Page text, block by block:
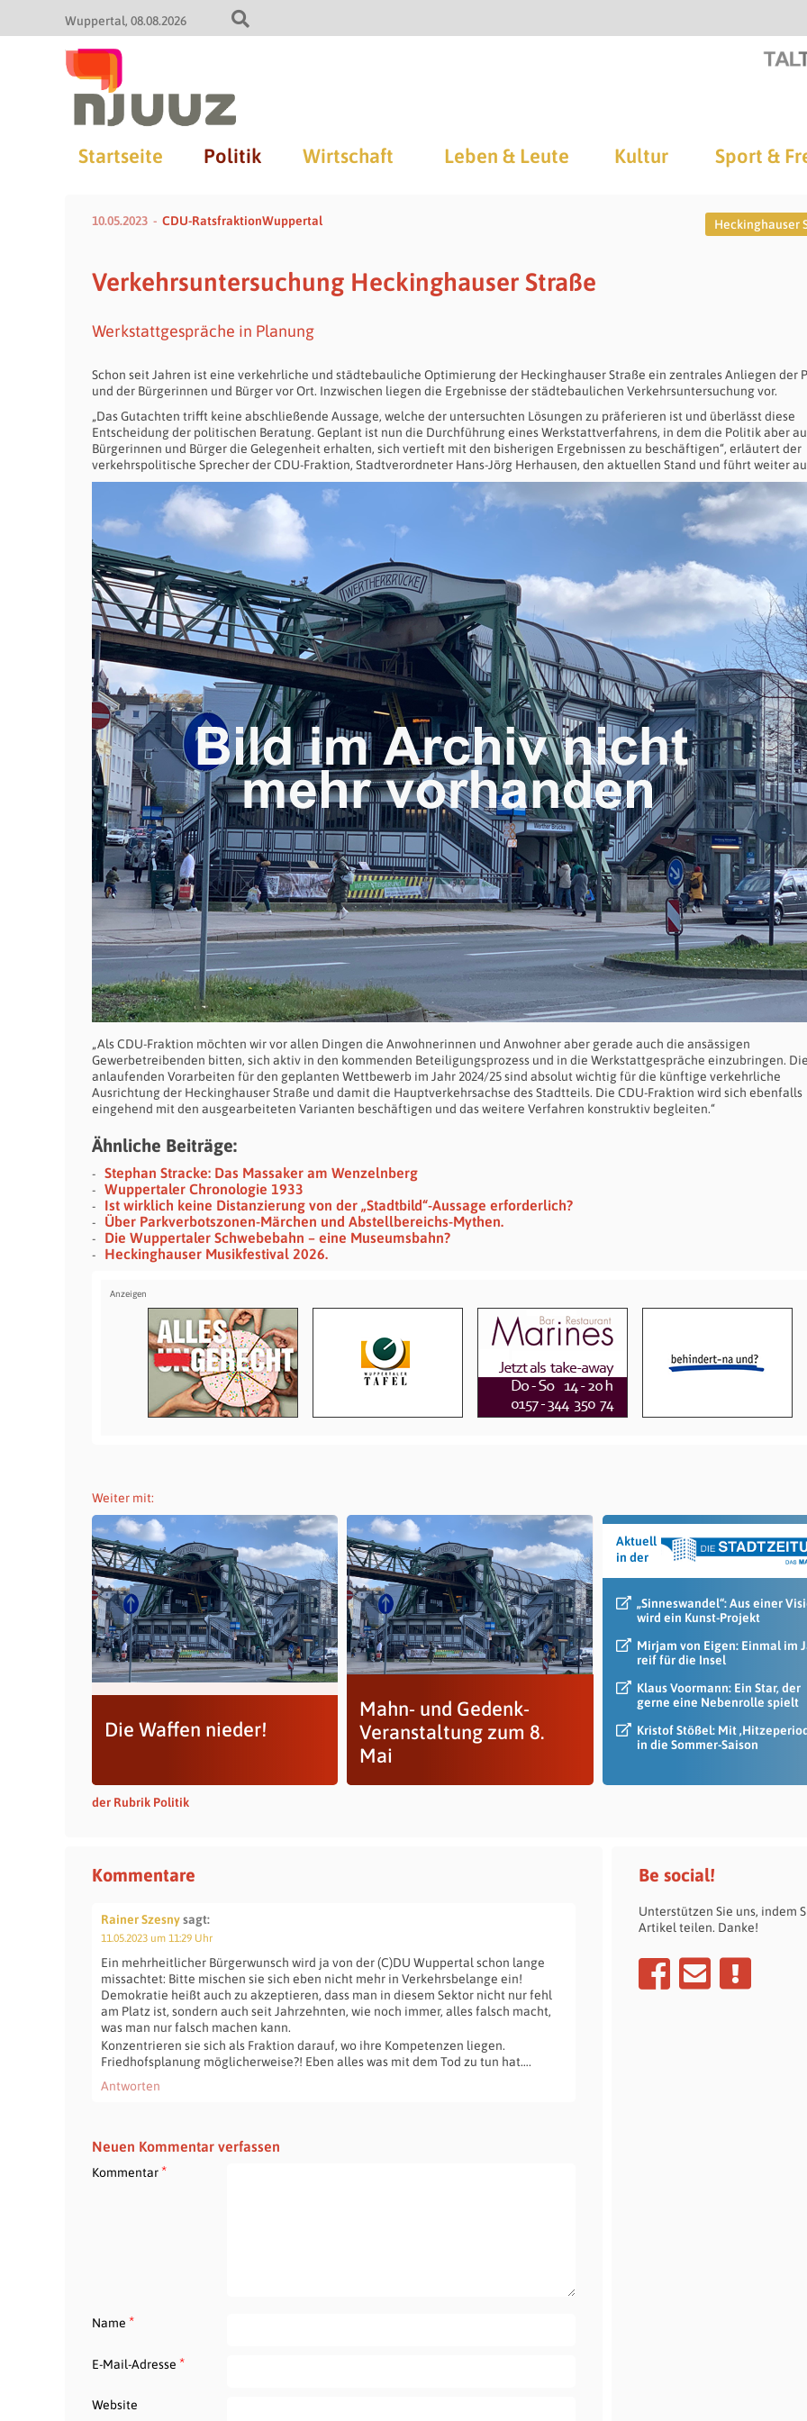
Wuppertal 08.08.2026
Startseite Politik Wirtschaft Leben & Leute Kultur Sport &
10.05.2023 CDU-RatsfraktionWuppertal Heckinghauser
Verkehrsuntersuchung Heckinghauser Straße
Werkstattgespräche in Planung
Schon seit Jahren ist eine verkehrliche und städtebauliche Optimierung der Heckinghauser Straße ein zentrales Anliegen der
und der Bürgerinnen und Bürger vor Ort. Inzwischen liegen die Ergebnisse der städtebaulichen Verkehrsuntersuchung vor.
„Das Gutachten trifft keine abschließende Aussage, welche der untersuchten Lösungen zu präferieren ist und überlässt diese
Entscheidung der politischen Beratung. Geplant ist nun die Durchführung eines Werkstattverfahrens, in dem die Politik aber
Bürgerinnen und Bürger die Gelegenheit erhalten, sich vertieft mit den bisherigen Ergebnissen zu beschäftigen“, erläutert der
verkehrspolitische Sprecher der CDU-Fraktion, Stadtverordneter Hans-Jörg Herhausen, den aktuellen Stand und führt weiter
„Als CDU-Fraktion möchten wir vor allen Dingen die Anwohnerinnen und Anwohner aber gerade auch die ansässigen
Gewerbetreibenden bitten, sich aktiv in den kommenden Beteiligungsprozess und in die Werkstattgespräche einzubringen.
anlaufenden Vorarbeiten für den geplanten Wettbewerb im Jahr 2024/25 sind absolut wichtig für die künftige verkehrliche
Ausrichtung der Heckinghauser Straße und damit die Hauptverkehrsachse des Stadtteils. Die CDU-Fraktion wird sich ebenfalls
eingehend mit den ausgearbeiteten Varianten beschäftigen und das weitere Verfahren konstruktiv begleiten.“
Ähnliche Beiträge:
Stephan Stracke: Das Massaker am Wenzelnberg
Wuppertaler Chronologie 1933
Ist wirklich keine Distanzierung von der „Stadtbild“-Aussage erforderlich?
Über Parkverbotszonen-Märchen und Abstellbereichs-Mythen.
Die Wuppertaler Schwebebahn – eine Museumsbahn?
Heckinghauser Musikfestival 2026.
Weiter mit:
Die Waffen nieder!
Mahn- und Gedenk-
Veranstaltung zum 8.
Mai
Aktuell
in der
„Sinneswandel“: Aus einer
wird ein Kunst-Projekt
Mirjam von Eigen: Einmal im
reif für die Insel
Klaus Voormann: Ein Star, der
gerne eine Nebenrolle spielt
Kristof Stößel: Mit
in die Sommer-Saison
der Rubrik Politik
Kommentare
Rainer Szesnysagt:
11.05.2023 um 11:29 Uhr
Ein mehrheitlicher Bürgerwunsch wird ja von der (C)DU Wuppertal schon lange
missachtet: Bitte mischen sie sich eben nicht mehr in Verkehrsbelange ein!
Demokratie heißt auch zu akzeptieren, dass man in diesem Sektor nicht nur fehl
am Platz ist, sondern auch seit Jahrzehnten, wie noch immer, alles falsch macht,
was man nur falsch machen kann.
Konzentrieren sie sich als Fraktion darauf, wo ihre Kompetenzen liegen.
Friedhofsplanung möglicherweise?! Eben alles was mit dem Tod zu tun hat….
Antworten
Neuen Kommentar verfassen
Kommentar*
Name *
E-Mail-Adresse *
Website
Be social!
Unterstützen Sie uns, indem
Artikel teilen. Danke!